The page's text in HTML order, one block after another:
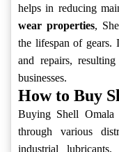
helps in reducing
wear properties,
the lifespan of gears.
and repairs,
businesses.
How to Buy
Buying Shell
through various
industrial